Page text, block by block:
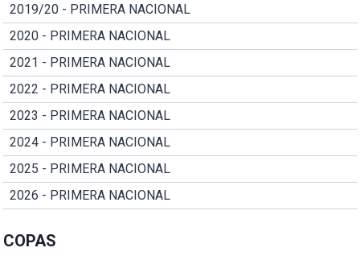
2019/20 - PRIMERA NACIONAL
2020 - PRIMERA NACIONAL
2021 - PRIMERA NACIONAL
2022 - PRIMERA NACIONAL
2023 - PRIMERA NACIONAL
2024 - PRIMERA NACIONAL
2025 - PRIMERA NACIONAL
2026 - PRIMERA NACIONAL
COPAS